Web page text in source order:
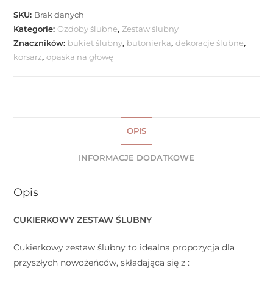
SKU: Brak danych
Kategorie:Ozdoby ślubne,Zestaw ślubny
Znaczników: bukiet ślubny, butonierka,dekoracje ślubne,
korsarz,opaska na głowę
OPIS
INFORMACJE DODATKOWE
Opis
CUKIERKOWY ZESTAW ŚLUBNY
Cukierkowy zestaw ślubny to idealna propozycja dla
przyszłych nowożeńców, składająca się z :